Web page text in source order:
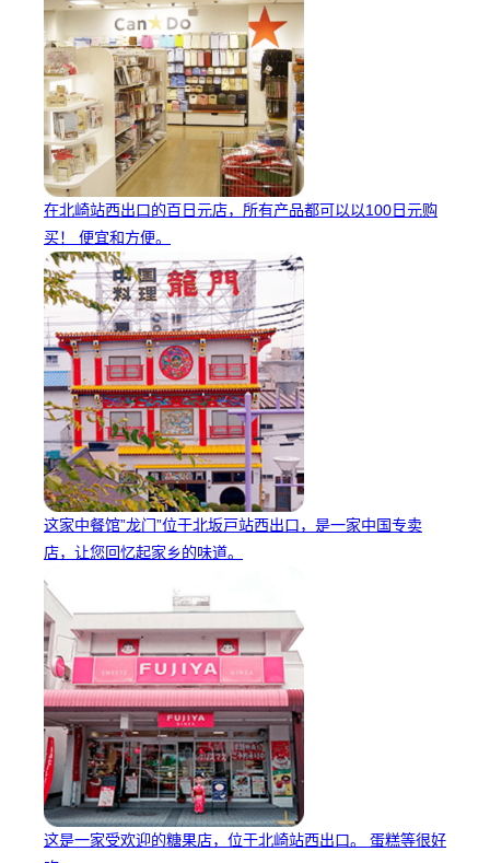
在北崎站西出口的百日元店，所有产品都可以以100日元购
买！ 便宜和方便。
这家中餐馆”龙门”位于北坂戸站西出口，是一家中国专卖
店，让您回忆起家乡的味道。
这是一家受欢迎的糖果店，位于北崎站西出口。 蛋糕等很好